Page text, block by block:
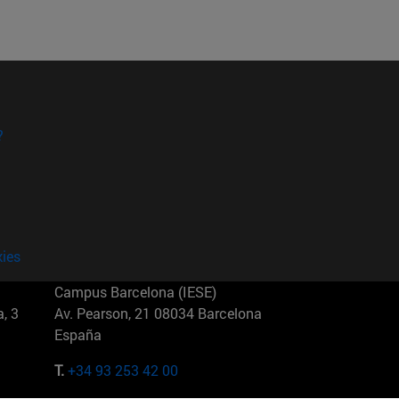
3
Campus Barcelona (IESE)
Av. Pearson, 21 08034 Barcelona
España
T.+34 93 253 42 00